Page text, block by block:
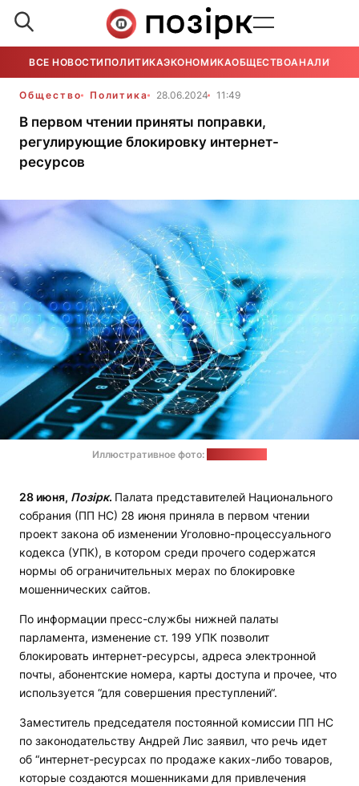
ВСЕ НОВОСТИ ПОЛИТИКАЭКОНОМИКАОБЩЕСТВОАНАЛИТИКА
Общество Политика 28.06.2024 11:49
В первом чтении приняты поправки,
регулирующие блокировку интернет-
ресурсов
Иллюстративное фото:
28 июня, Позірк. Палата представителей Национального
собрания (ПП НС) 28 июня приняла в первом чтении
проект закона об изменении Уголовно-процессуального
кодекса (УПК), в котором среди прочего содержатся
нормы об ограничительных мерах по блокировке
мошеннических сайтов.
По информации пресс-службы нижней палаты
парламента, изменение ст. 199 УПК позволит
блокировать интернет-ресурсы, адреса электронной
почты, абонентские номера, карты доступа и прочее, что
используется “для совершения преступлений“.
Заместитель председателя постоянной комиссии ПП НС
по законодательству Андрей Лис заявил, что речь идет
об “интернет-ресурсах по продаже каких-либо товаров,
которые создаются мошенниками для привлечения